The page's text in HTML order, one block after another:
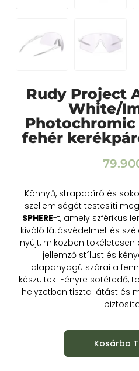
Rudy Project
White/
Photochromic
fehér
Könnyű, strapabíró és
szellemiségét testesíti
SPHERE-t, amely szférikus
kiváló látásvédelmet és
nyújt, miközben
jellemző stílust és
alapanyagú szárai a
készültek. Fényre sötétedő,
helyzetben tiszta látást és
Kosárba